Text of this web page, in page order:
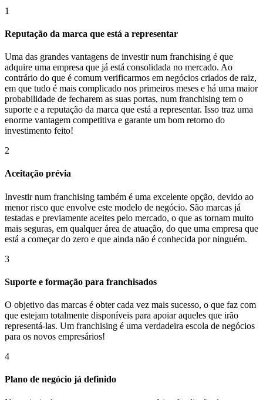
1
Reputação da marca que está a representar
Uma das grandes vantagens de investir num franchising é que
adquire uma empresa que já está consolidada no mercado. Ao
contrário do que é comum verificarmos em negócios criados de raiz,
em que tudo é mais complicado nos primeiros meses e há uma maior
probabilidade de fecharem as suas portas, num franchising tem o
suporte e a reputação da marca que está a representar. Isso traz uma
enorme vantagem competitiva e garante um bom retorno do
investimento feito!
2
Aceitação prévia
Investir num franchising também é uma excelente opção, devido ao
menor risco que envolve este modelo de negócio. São marcas já
testadas e previamente aceites pelo mercado, o que as tornam muito
mais seguras, em qualquer área de atuação, do que uma empresa que
está a começar do zero e que ainda não é conhecida por ninguém.
3
Suporte e formação para franchisados
O objetivo das marcas é obter cada vez mais sucesso, o que faz com
que estejam totalmente disponíveis para apoiar aqueles que irão
representá-las. Um franchising é uma verdadeira escola de negócios
para os novos empresários!
4
Plano de negócio já definido